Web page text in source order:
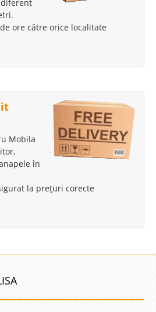
ore către orice localitate
Mobila
în
la prețuri corecte